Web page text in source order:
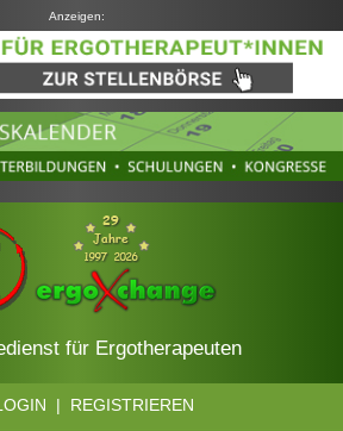
Anzeigen:
für Ergotherapeuten
| REGISTRIEREN